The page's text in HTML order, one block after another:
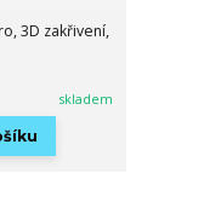
3D zakřivení,
skladem